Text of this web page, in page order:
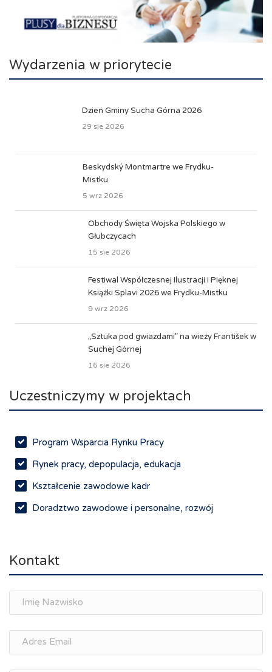
Wydarzenia w priorytecie
Dzień Gminy Sucha Górna 2026
29 sie 2026
Beskydský Montmartre we Frydku-
Mistku
5 wrz 2026
Obchody Święta Wojska Polskiego w
Głubczycach
15 sie 2026
Festiwal Współczesnej Ilustracji i Pięknej
Książki Splavi 2026 we Frydku-Mistku
9 wrz 2026
„Sztuka pod gwiazdami” na wieży František w
Suchej Górnej
16 sie 2026
Uczestniczymy w projektach
Program Wsparcia Rynku Pracy
Rynek pracy, depopulacja, edukacja
Kształcenie zawodowe kadr
Doradztwo zawodowe i personalne, rozwój
Kształcenie kompetencji, ścieżka kariery
Śląskie Porozumienie Gospodarcze
ŚLĄSK.ONLINE
Porozumienia i umowy
Kontakt